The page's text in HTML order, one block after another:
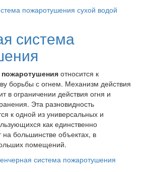
пожаротушения сухой водой
система
относится к
борьбы с огнем. Механизм действия
в ограничении действия огня и
Эта разновидность
к одной из универсальных и
как единственно
большинстве объектах, в
помещений.
система пожаротушения